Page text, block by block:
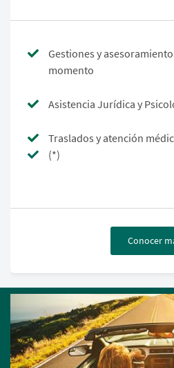
Gestiones y
momento
Asistencia Jurídica y
Traslados y atención
(*)
Conocer